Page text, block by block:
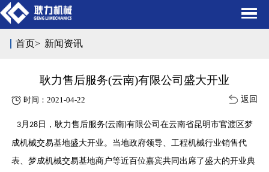
首页> 新闻资讯
耿力售后服务(云南)有限公司盛大开业
时间：2021-04-22 返回
3月28 日，耿力售后服务(云南)有限公司在云南省昆明市官渡区梦
成机械交易基地盛大开业。当地政府领导、工程机械行业销售代
表、梦成机械交易基地商户等近百位嘉宾共同出席了盛大的开业典